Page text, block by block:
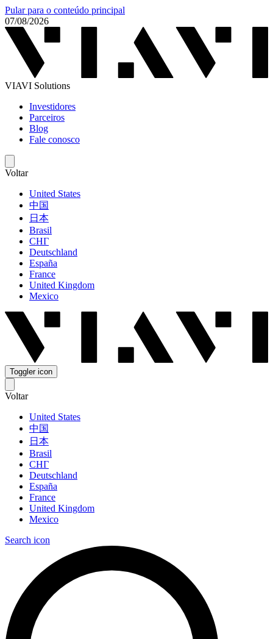
Pular para o conteúdo principal
07/08/2026
VIAVI Solutions
Investidores
Parceiros
Blog
Fale conosco
Voltar
United States
中国
日本
Brasil
СНГ
Deutschland
España
France
United Kingdom
Mexico
Toggler icon
Voltar
United States
中国
日本
Brasil
СНГ
Deutschland
España
France
United Kingdom
Mexico
Search icon